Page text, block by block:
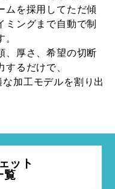
ムを採用してただ傾
ミングまで自動で制
、厚さ、希望の切断
るだけで、
加工モデルを割り出
ット
覧